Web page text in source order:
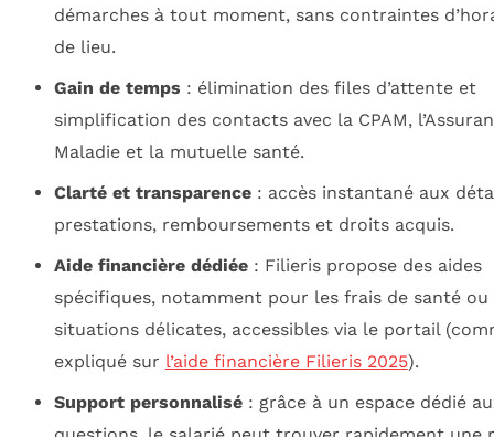
démarches à tout moment, sans contraintes
de lieu.
Gain de temps : élimination des files d’attente et
simplification des contacts avec la CPAM,
Maladie et la mutuelle santé.
Clarté et transparence: accès instantané aux
prestations, remboursements et droits acquis.
Aide financière dédiée: Filieris propose des aides
spécifiques, notamment pour les frais de santé ou
situations délicates, accessibles via le portail
expliqué sur l’aide financière Filieris 2025).
Support personnalisé: grâce à un espace dédié